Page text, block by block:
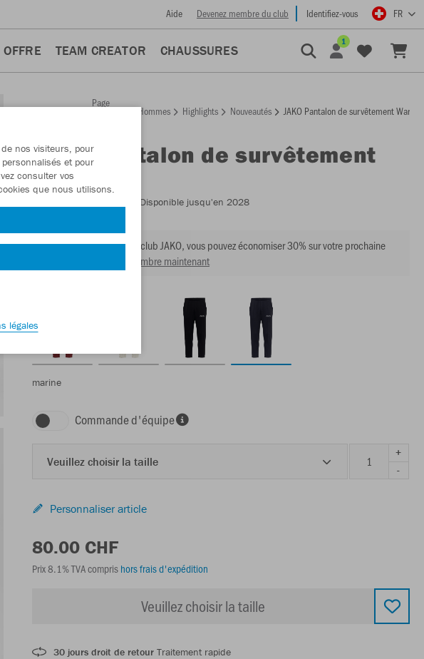
Aide Devenez membre du club Identifiez-vous FR
OFFRE TEAM CREATOR CHAUSSURES
1
Retour
Page
Hommes Highlights Nouveautés JAKO Pantalon de survêtement
JAKO Pantalon de survêtement
Wardrobe
- Disponible jusqu'en 2028
En tant que membre du club JAKO, vous pouvez économiser 30% sur votre prochaine
Devenir membre maintenant
marine
Commande d'équipe
Veuillez choisir la taille
+
-
Personnaliser article
80.00 CHF
Prix 8.1% TVA compris hors frais d'expédition
Veuillez choisir la taille
30 jours droit de retour Traitement rapide
nos visiteurs, pour
et pour
consulter vos
que nous utilisons.
légales